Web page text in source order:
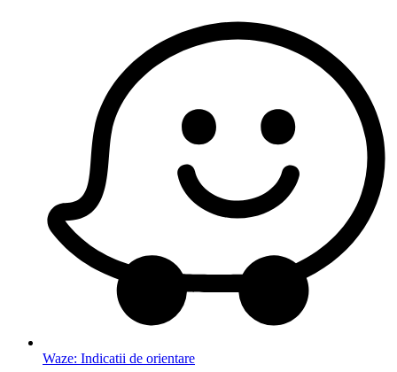
Waze: Indicatii de orientare